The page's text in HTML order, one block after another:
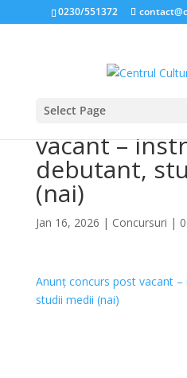
0230/551372
Select Page
Anunț
vacant –
debutant,
(nai)
Jan 16, 2026 | Concursuri |
Anunț concurs post vacant
studii medii (nai)